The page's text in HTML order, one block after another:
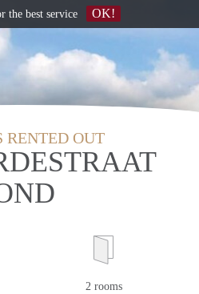
RENTED OUT
2 rooms
the best service OK!